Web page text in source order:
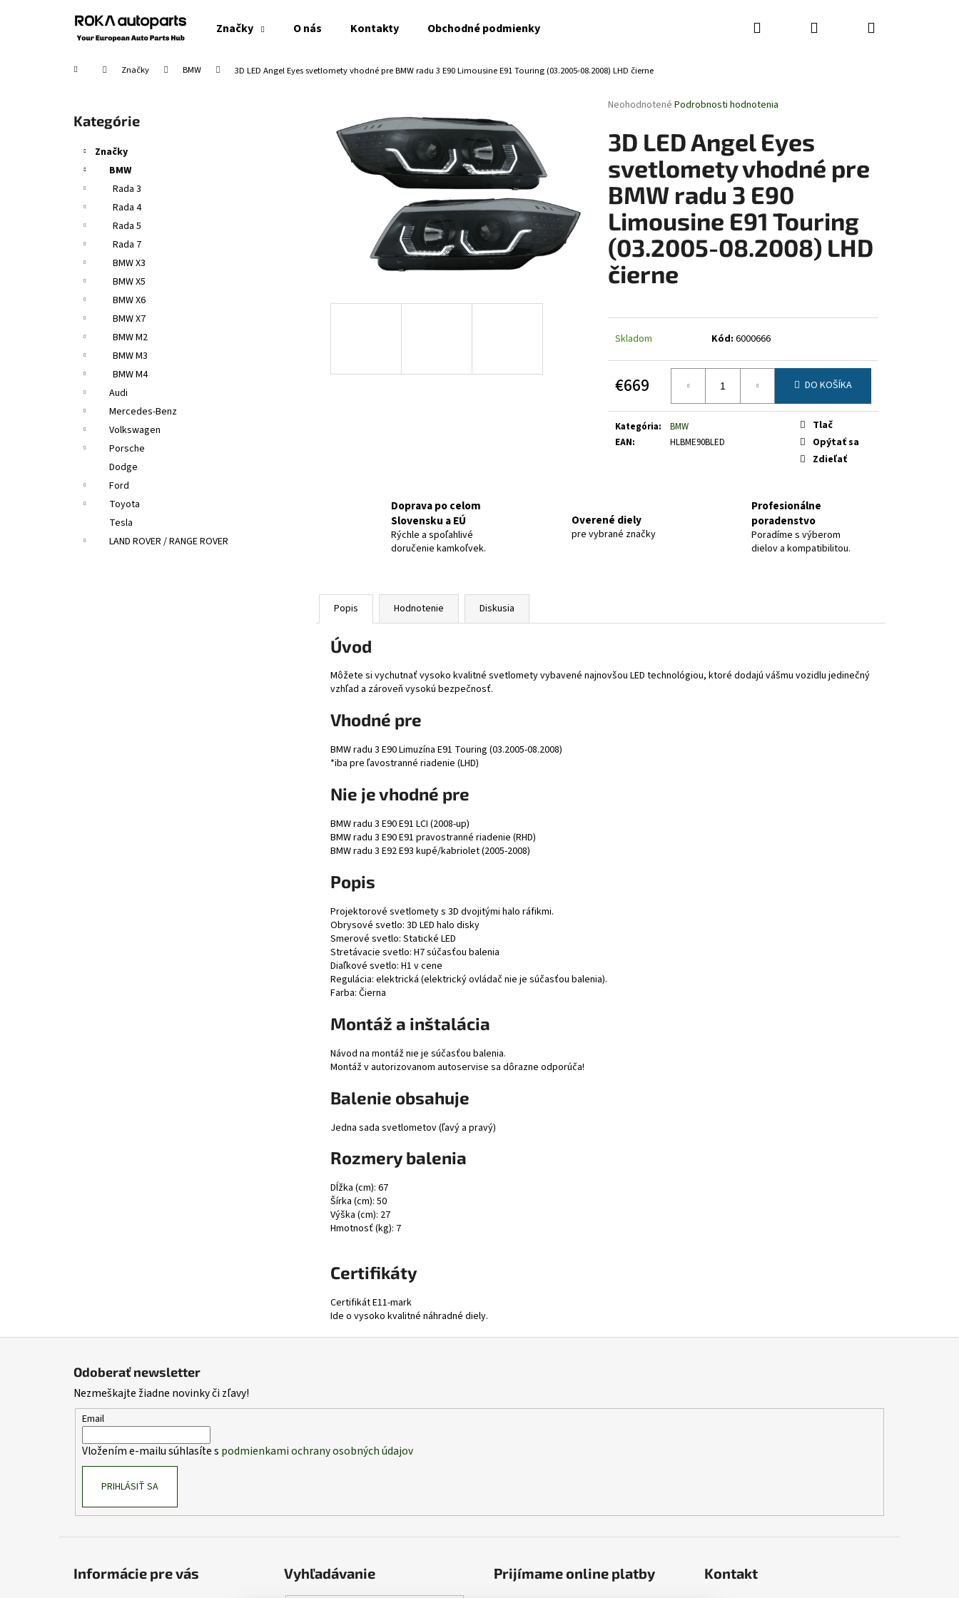
Značky O nás Kontakty Obchodné podmienky Hľadať PrihlásenieNákupný
Domov Značky BMW 3D LED Angel Eyes svetlomety vhodné pre BMW radu 3 E90 Limousine E91 Touring (03.2005-08.2008) LHD čierne
Preskočiť
kategórie
Kategórie
Značky
BMW
Rada 3
Rada 4
Rada 5
Rada 7
BMW X3
BMW X5
BMW X6
BMW X7
BMW M2
BMW M3
BMW M4
Audi
Mercedes-Benz
Volkswagen
Porsche
Dodge
Ford
Toyota
Tesla
LAND ROVER / RANGE ROVER
Priemerné
produktu
je
z
5
hviezdičiek.
Neohodnotené Podrobnosti hodnotenia
3D LED Angel Eyes
svetlomety vhodné pre
BMW radu 3 E90
Limousine E91 Touring
(03.2005-08.2008) LHD
čierne
Skladom Kód: 6000666
€669
cena:
DO KOŠÍKA
Kategória:
BMW
EAN: HLBME90BLED
Tlač
Opýtať sa
Zdieľať
Doprava po celom
Slovensku a EÚ
Rýchle a spoľahlivé
doručenie kamkoľvek.
Overené diely
pre vybrané značky
Profesionálne
poradenstvo
Poradíme s výberom
dielov a kompatibilitou.
Popis Hodnotenie Diskusia
Úvod
Môžete si vychutnať vysoko kvalitné svetlomety vybavené najnovšou LED technológiou, ktoré dodajú vášmu vozidlu jedinečný
vzhľad a zároveň vysokú bezpečnosť.
Vhodné pre
BMW radu 3 E90 Limuzína E91 Touring (03.2005-08.2008)
*iba pre ľavostranné riadenie (LHD)
Nie je vhodné pre
BMW radu 3 E90 E91 LCI (2008-up)
BMW radu 3 E90 E91 pravostranné riadenie (RHD)
BMW radu 3 E92 E93 kupé/kabriolet (2005-2008)
Popis
Projektorové svetlomety s 3D dvojitými halo ráfikmi.
Obrysové svetlo: 3D LED halo disky
Smerové svetlo: Statické LED
Stretávacie svetlo: H7 súčasťou balenia
Diaľkové svetlo: H1 v cene
Regulácia: elektrická (elektrický ovládač nie je súčasťou balenia).
Farba: Čierna
Montáž a inštalácia
Návod na montáž nie je súčasťou balenia.
Montáž v autorizovanom autoservise sa dôrazne odporúča!
Balenie obsahuje
Jedna sada svetlometov (ľavý a pravý)
Rozmery balenia
Dĺžka (cm): 67
Šírka (cm): 50
Výška (cm): 27
Hmotnosť (kg): 7
Certifikáty
Certifikát E11-mark
Ide o vysoko kvalitné náhradné diely.
Čo potrebujete nájsť?
HĽADAŤ
Odporúčame
Odoberať newsletter
Nezmeškajte žiadne novinky či zľavy!
Email
Vložením e-mailu súhlasíte s podmienkami ochrany osobných údajov
PRIHLÁSIŤ SA
Informácie pre vás Vyhľadávanie Prijímame online platby Kontakt